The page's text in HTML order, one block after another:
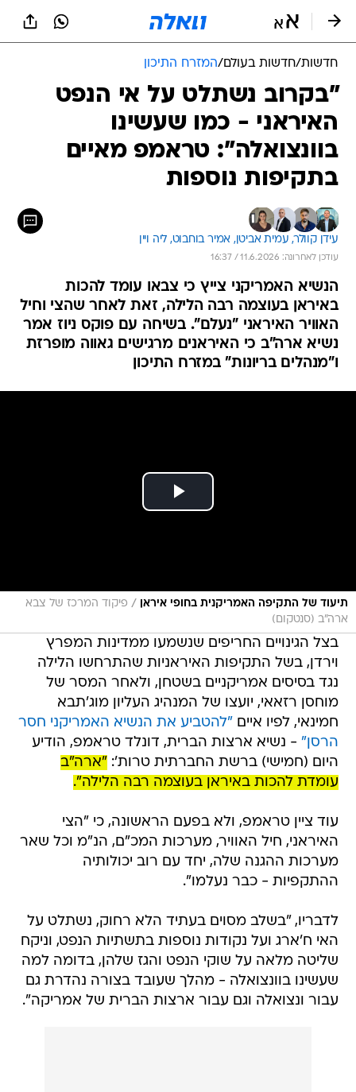
חדשות/חדשות בעולם/המזרח התיכון
"בקרוב נשתלט על אי הנפט
האיראני - כמו שעשינו
בוונצואלה": טראמפ מאיים
בתקיפות נוספות
עידן קוולר, עמית אביטן, אמיר בוחבוט, ליה ויין
עודכן לאחרונה: 11.6.2026 / 16:37
הנשיא האמריקני צייץ כי צבאו עומד להכות
באיראן בעוצמה רבה הלילה, זאת לאחר שהצי וחיל
האוויר האיראני "נעלם". בשיחה עם פוקס ניוז אמר
נשיא ארה"ב כי האיראנים מרגישים גאווה מופרזת
ו"מנהלים בריונות" במזרח התיכון
תיעוד של התקיפה האמריקנית בחופי איראן / פיקוד המרכז של צבא
ארה"ב (סנטקום)
בצל הגינויים החריפים שנשמעו ממדינות המפרץ
וירדן, בשל התקיפות האיראניות שהתרחשו הלילה
נגד בסיסים אמריקניים בשטחן, ולאחר המסר של
מוחסן רזאאי, יועצו של המנהיג העליון מוג'תבא
חמינאי, לפיו איים "להטביע את הנשיא האמריקני חסר
הרסן" - נשיא ארצות הברית, דונלד טראמפ, הודיע
היום (חמישי) ברשת החברתית טרות': "ארה"ב
עומדת להכות באיראן בעוצמה רבה הלילה".
עוד ציין טראמפ, ולא בפעם הראשונה, כי "הצי
האיראני, חיל האוויר, מערכות המכ"ם, הנ"מ וכל שאר
מערכות ההגנה שלה, יחד עם רוב יכולותיה
ההתקפיות - כבר נעלמו".
לדבריו, "בשלב מסוים בעתיד הלא רחוק, נשתלט על
האי ח'ארג ועל נקודות נוספות בתשתיות הנפט, וניקח
שליטה מלאה על שוקי הנפט והגז שלהן, בדומה למה
שעשינו בוונצואלה - מהלך שעובד בצורה נהדרת גם
עבור ונצואלה וגם עבור ארצות הברית של אמריקה".